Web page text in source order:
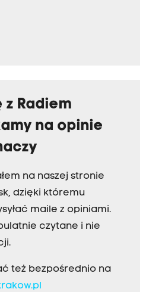
z Radiem
na opinie
na naszej stronie
dzięki któremu
maile z opiniami.
czytane i nie
też bezpośrednio na